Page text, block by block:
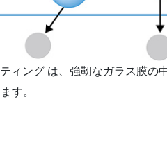
ィング は、強靭なガラス膜の
す。